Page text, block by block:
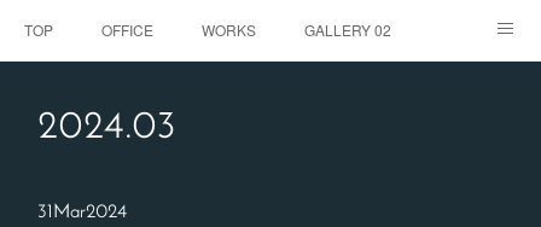
TOP OFFICE WORKS GALLERY 02
2024.03
31 Mar2024